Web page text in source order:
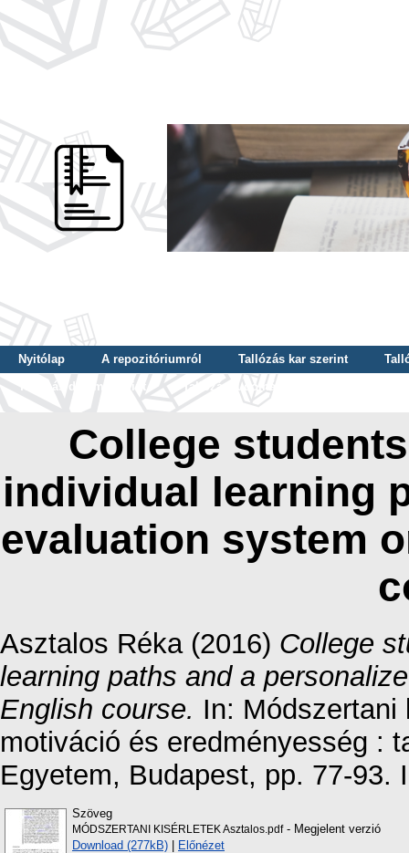
Nyitólap A repozitóriumról Tallózás kar szerint
Tallózás dátum szerint
Tallózás tudományterület szerint
College
individual learning
evaluation system
Asztalos Réka(2016) College
learning paths and a
English course. In:
motiváció és eredményesség :
Egyetem, Budapest, pp. 77-93.
Szöveg
MÓDSZERTANI KISÉRLETEK Asztalos.pdf- Megjelent verzió
Download (277kB) | Előnézet